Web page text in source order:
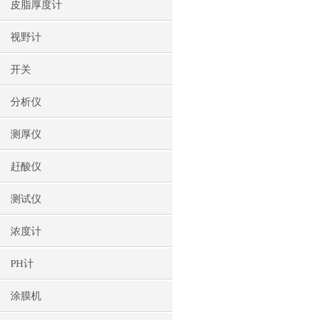
皮脂厚度计
视野计
开关
分析仪
测厚仪
赶酸仪
测试仪
浓度计
PH计
涂膜机